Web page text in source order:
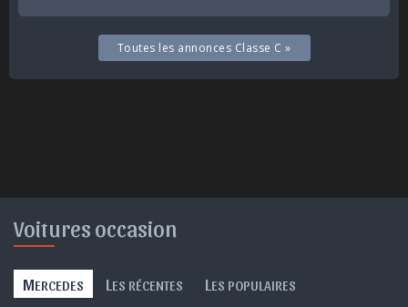
Toutes les annonces Classe C »
Voitures occasion
MERCEDES L ES RÉCENTES L ES POPULAIRES